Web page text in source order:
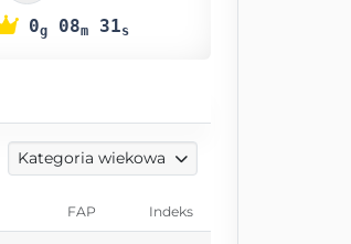
0g08m31s
Kategoria wiekowa
FAP Indeks